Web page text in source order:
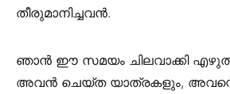
തീരുമാനിച്ചവൻ.
ഞാൻ ഈ സമയം ചിലവാക്കി
അവൻ ചെയ്ത യാത്രകളും,